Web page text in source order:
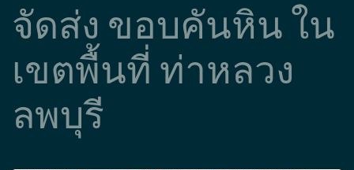
จัดส่ง ขอบคันหิน ใน
เขตพื้นที่ ท่าหลวง
ลพบุรี